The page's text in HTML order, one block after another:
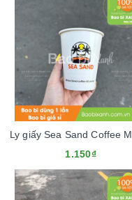
1.150₫